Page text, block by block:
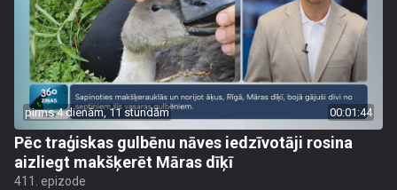
pirms 4 dienām, 11 stundām 00:01:44
Pēc traģiskas gulbēnu nāves iedzīvotāji rosina
aizliegt makšķerēt Māras dīķī
411. epizode